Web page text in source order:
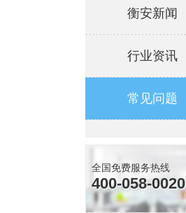
衡安新闻
行业资讯
常见问题
全国免费服务热线
400-058-0020